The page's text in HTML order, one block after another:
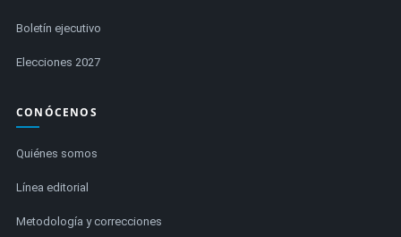
Boletín ejecutivo
Elecciones 2027
CONÓCENOS
Quiénes somos
Línea editorial
Metodología y correcciones